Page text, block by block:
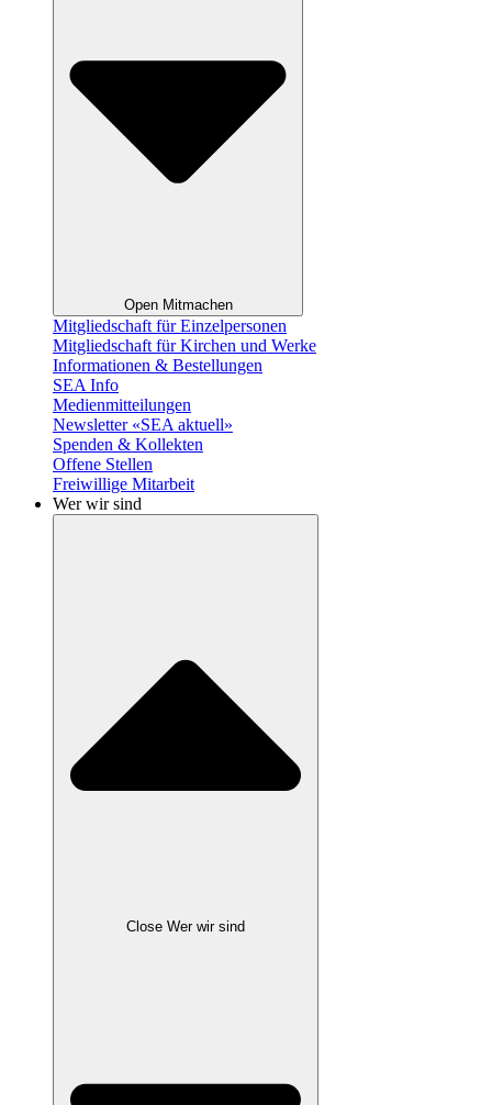
Open Mitmachen
Mitgliedschaft für Einzelpersonen
Mitgliedschaft für Kirchen und Werke
Informationen & Bestellungen
SEA Info
Medienmitteilungen
Newsletter «SEA aktuell»
Spenden & Kollekten
Offene Stellen
Freiwillige Mitarbeit
Wer wir sind
Close Wer wir sind